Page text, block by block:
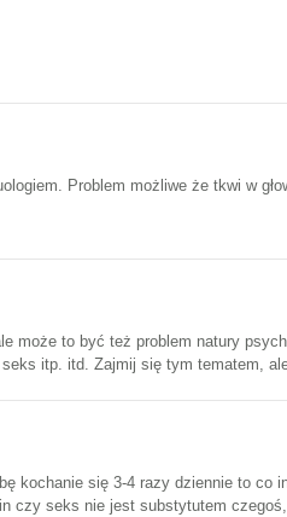
Problem możliwe że tkwi w
może to być też problem natury
itp. itd. Zajmij się tym tematem,
kochanie się 3-4 razy dziennie to co
czy seks nie jest substytutem